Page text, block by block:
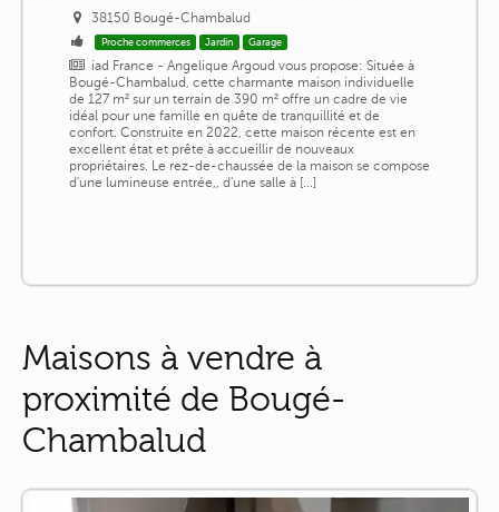
38150 Bougé-Chambalud
Proche commerces Jardin Garage
iad France - Angelique Argoud vous propose: Située à
Bougé-Chambalud, cette charmante maison individuelle
de 127 m² sur un terrain de 390 m² offre un cadre de vie
idéal pour une famille en quête de tranquillité et de
confort. Construite en 2022, cette maison récente est en
excellent état et prête à accueillir de nouveaux
propriétaires. Le rez-de-chaussée de la maison se compose
d'une lumineuse entrée,, d'une salle à [...]
Maisons à vendre à
proximité de Bougé-
Chambalud